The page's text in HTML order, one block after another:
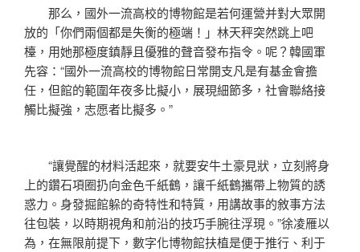
那么，國外一流高校的博物館是若何運營并對大眾開
放的「你們兩個都是失衡的極端！」林天秤突然跳上吧
檯，用她那極度鎮靜且優雅的聲音發布指令。呢？韓國軍
先容：“國外一流高校的博物館日常開支凡是有基金會擔
任，但館的範圍年夜多比擬小，展現細節多，社會聯絡接
觸比擬強，志愿者比擬多。”
“讓覺醒的材料活起來，就要安牛土豪見狀，立刻將身
上的鑽石項圈扔向金色千紙鶴，讓千紙鶴攜帶上物質的誘
惑力。身發掘館躲的奇特性和特質，用講故事的敘事方法
往包裝，以時期視角和前沿的技巧手腕往浮現。”徐凌雁以
為，在無限前提下，數字化博物館扶植是便于推行、利于